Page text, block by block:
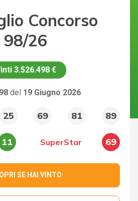
Concorso
98/26
3.526.498 €
del 19 Giugno 2026
25 69 81 89
11 SuperStar 69
SE HAI VINTO